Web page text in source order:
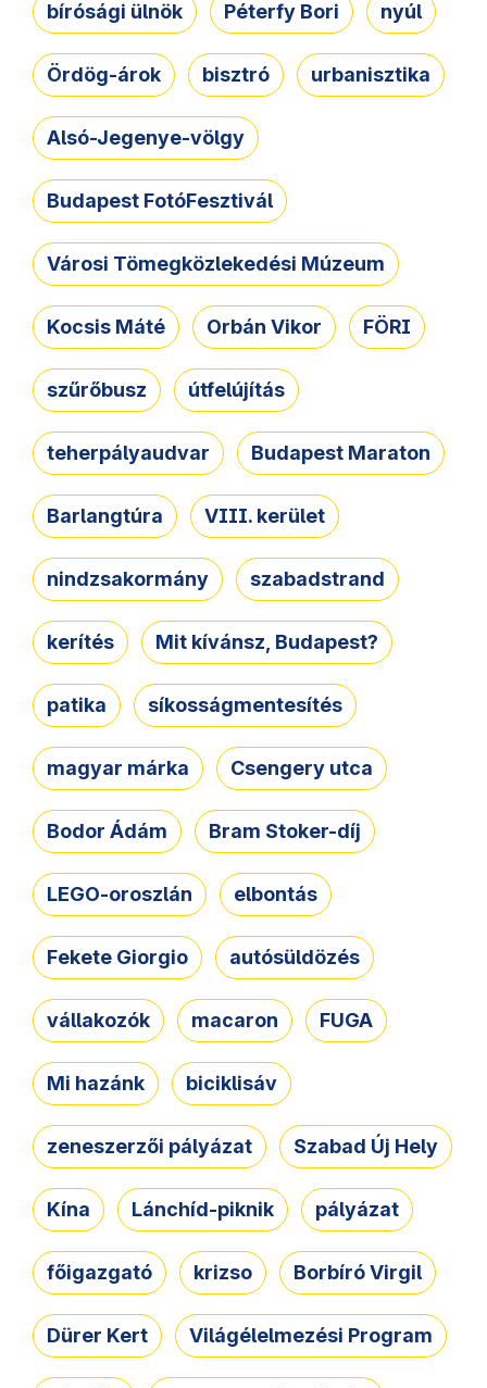
bírósági ülnök Péterfy Bori nyúl
Ördög-árok bisztró urbanisztika
Alsó-Jegenye-völgy
Budapest FotóFesztivál
Városi Tömegközlekedési Múzeum
Kocsis Máté Orbán Vikor FÖRI
szűrőbusz útfelújítás
teherpályaudvar Budapest Maraton
Barlangtúra VIII. kerület
nindzsakormány szabadstrand
kerítés Mit kívánsz, Budapest?
patika síkosságmentesítés
magyar márka Csengery utca
Bodor Ádám Bram Stoker-díj
LEGO-oroszlán elbontás
Fekete Giorgio autósüldözés
vállakozók macaron FUGA
Mi hazánk biciklisáv
zeneszerzői pályázat Szabad Új Hely
Kína Lánchíd-piknik pályázat
főigazgató krizso Borbíró Virgil
Dürer Kert Világélelmezési Program